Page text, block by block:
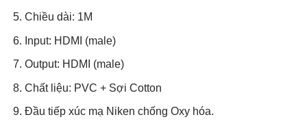
Chiều dài: 1M
Input: HDMI (male)
Output: HDMI (male)
Chất liệu: PVC + Sợi Cotton
Đầu tiếp xúc mạ Niken chống Oxy hóa.